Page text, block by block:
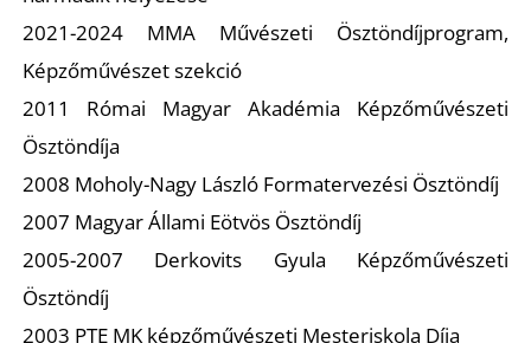
2021-2024 MMA Művészeti Ösztöndíjprogram,
Képzőművészet szekció
2011 Római Magyar Akadémia Képzőművészeti
Ösztöndíja
2008 Moholy-Nagy László Formatervezési Ösztöndíj
2007 Magyar Állami Eötvös Ösztöndíj
2005-2007 Derkovits Gyula Képzőművészeti
Ösztöndíj
2003 PTE MK képzőművészeti Mesteriskola Díja